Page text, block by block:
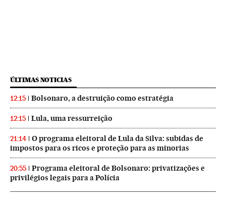
ÚLTIMAS NOTICIAS
12:15 Bolsonaro, a destruição como estratégia
12:15 Lula, uma ressurreição
21:14
O programa eleitoral de Lula da Silva: subidas de
impostos para os ricos e proteção para as minorias
20:55
Programa eleitoral de Bolsonaro: privatizações e
privilégios legais para a Polícia